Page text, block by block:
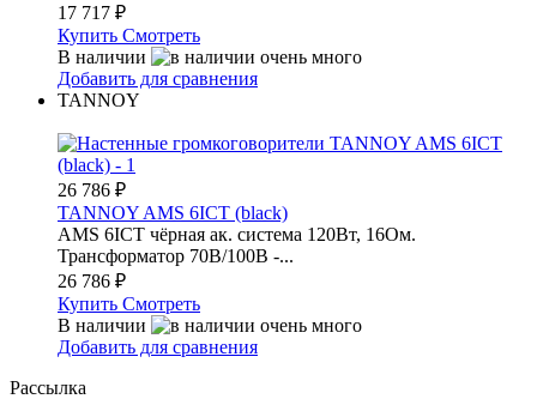
17 717 ₽
Купить Смотреть
В наличии
Добавить для сравнения
TANNOY
26 786 ₽
TANNOY AMS 6ICT (black)
AMS 6ICT чёрная ак. система 120Вт, 16Ом.
Трансформатор 70В/100В -...
26 786 ₽
Купить Смотреть
В наличии
Добавить для сравнения
Рассылка